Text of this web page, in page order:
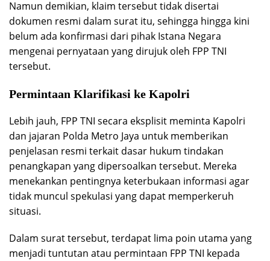
Namun demikian, klaim tersebut tidak disertai
dokumen resmi dalam surat itu, sehingga hingga kini
belum ada konfirmasi dari pihak Istana Negara
mengenai pernyataan yang dirujuk oleh FPP TNI
tersebut.
Permintaan Klarifikasi ke Kapolri
Lebih jauh, FPP TNI secara eksplisit meminta Kapolri
dan jajaran Polda Metro Jaya untuk memberikan
penjelasan resmi terkait dasar hukum tindakan
penangkapan yang dipersoalkan tersebut. Mereka
menekankan pentingnya keterbukaan informasi agar
tidak muncul spekulasi yang dapat memperkeruh
situasi.
Dalam surat tersebut, terdapat lima poin utama yang
menjadi tuntutan atau permintaan FPP TNI kepada